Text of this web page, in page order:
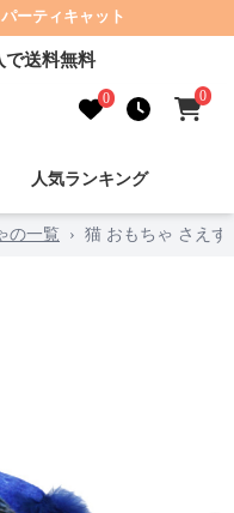
ーティキャット
で送料無料
0 0
人気ランキング
の一覧 › 猫 おもちゃ さえず